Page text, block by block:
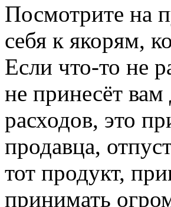
Посмотрите на
себя к якорям,
Если что-то не
не принесёт вам
расходов, это
продавца,
тот продукт,
принимать